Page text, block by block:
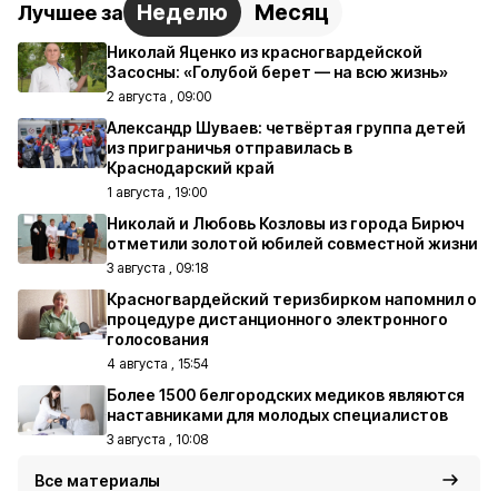
Лучшее за Неделю Месяц
Николай Яценко из красногвардейской
Засосны: «Голубой берет — на всю жизнь»
2 августа , 09:00
Александр Шуваев: четвёртая группа детей
из приграничья отправилась в
Краснодарский край
1 августа , 19:00
Николай и Любовь Козловы из города Бирюч
отметили золотой юбилей совместной жизни
3 августа , 09:18
Красногвардейский теризбирком напомнил о
процедуре дистанционного электронного
голосования
4 августа , 15:54
Более 1500 белгородских медиков являются
наставниками для молодых специалистов
3 августа , 10:08
Все материалы